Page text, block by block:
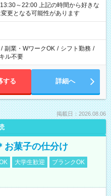
記の時間から好きな
更となる可能性があります
/ 副業・WワークOK / シフト勤務 /
ル不要
する 詳細へ
掲載日：2026.08.06
お菓子の仕分け
大学生歓迎
ブランクOK